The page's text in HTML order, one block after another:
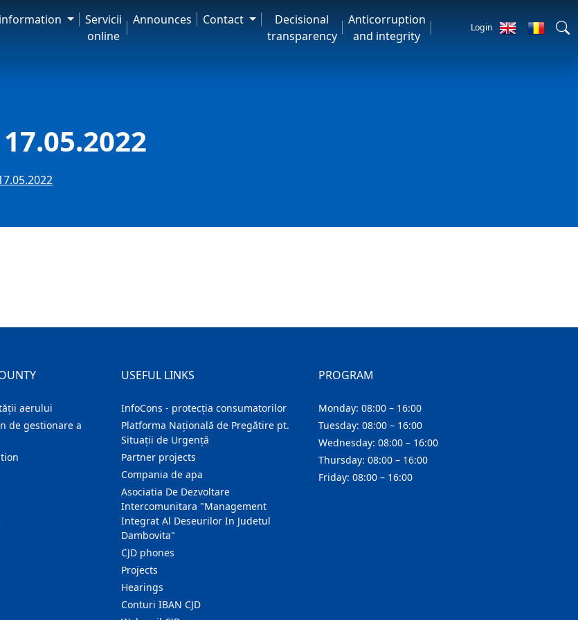
Servicii
online
Announces Contact
Decisional
transparency
Anticorruption
and integrity
Login
aerului
de gestionare a
USEFUL LINKS
InfoCons - protecția consumatorilor
Platforma Națională de Pregătire pt.
Situații de Urgență
Partner projects
Compania de apa
Asociatia De Dezvoltare
Intercomunitara "Management
Integrat Al Deseurilor In Judetul
Dambovita"
CJD phones
Projects
Hearings
Conturi IBAN CJD
PROGRAM
Monday: 08:00 – 16:00
Tuesday: 08:00 – 16:00
Wednesday: 08:00 – 16:00
Thursday: 08:00 – 16:00
Friday: 08:00 – 16:00